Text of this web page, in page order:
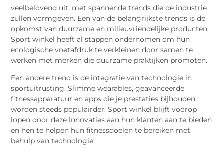
veelbelovend uit, met spannende trends die de industrie
zullen vormgeven. Een van de belangrijkste trends is de
opkomst van duurzame en milieuvriendelijke producten.
Sport winkel heeft al stappen ondernomen om hun
ecologische voetafdruk te verkleinen door samen te
werken met merken die duurzame praktijken promoten.
Een andere trend is de integratie van technologie in
sportuitrusting. Slimme wearables, geavanceerde
fitnessapparatuur en apps die je prestaties bijhouden,
worden steeds populairder. Sport winkel blijft voorop
lopen door deze innovaties aan hun klanten aan te bieden
en hen te helpen hun fitnessdoelen te bereiken met
behulp van technologie.